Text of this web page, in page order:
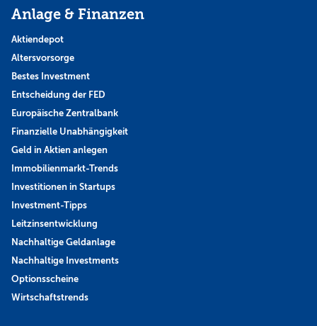
Anlage & Finanzen
Aktiendepot
Altersvorsorge
Bestes Investment
Entscheidung der FED
Europäische Zentralbank
Finanzielle Unabhängigkeit
Geld in Aktien anlegen
Immobilienmarkt-Trends
Investitionen in Startups
Investment-Tipps
Leitzinsentwicklung
Nachhaltige Geldanlage
Nachhaltige Investments
Optionsscheine
Wirtschaftstrends